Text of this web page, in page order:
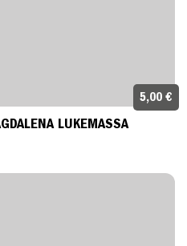
5,00 €
LUKEMASSA